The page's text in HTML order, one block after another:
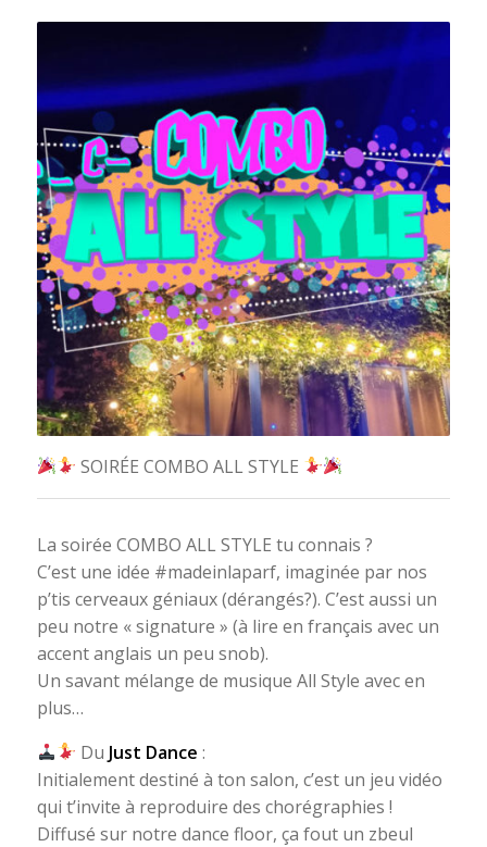
SOIRÉE COMBO ALL STYLE
La soirée COMBO ALL STYLE tu connais ?
C’est une idée #madeinlaparf, imaginée par nos
p’tis cerveaux géniaux (dérangés?). C’est aussi un
peu notre « signature » (à lire en français avec un
accent anglais un peu snob).
Un savant mélange de musique All Style avec en
plus…
Du Just Dance :
Initialement destiné à ton salon, c’est un jeu vidéo
qui t’invite à reproduire des chorégraphies !
Diffusé sur notre dance floor, ça fout un zbeul